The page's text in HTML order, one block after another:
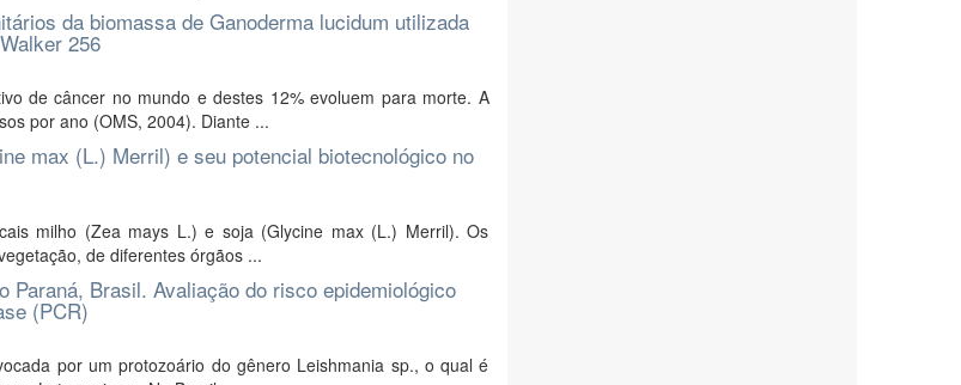
da biomassa de Ganoderma lucidum utilizada
256
de câncer no mundo e destes 12% evoluem para morte. A
por ano (OMS, 2004). Diante ...
max (L.) Merril) e seu potencial biotecnológico no
milho (Zea mays L.) e soja (Glycine max (L.) Merril). Os
de diferentes órgãos ...
Paraná, Brasil. Avaliação do risco epidemiológico
(PCR)
por um protozoário do gênero Leishmania sp., o qual é